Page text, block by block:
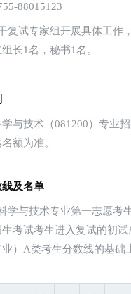
88015123
复试专家组开展具体工作
长1名，秘书1名。
与技术（081200）专业
额为准。
及名单
学与技术专业第一志愿考
考试考生进入复试的初
业）A类考生分数线的基